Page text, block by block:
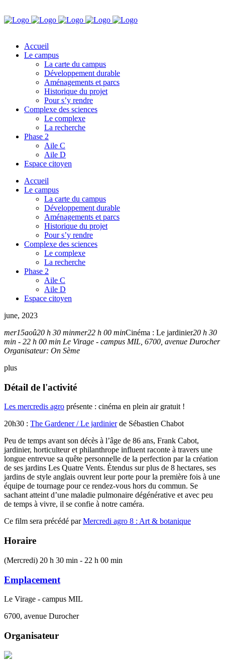
Accueil
Le campus
La carte du campus
Développement durable
Aménagements et parcs
Historique du projet
Pour s’y rendre
Complexe des sciences
Le complexe
La recherche
Phase 2
Aile C
Aile D
Espace citoyen
Accueil
Le campus
La carte du campus
Développement durable
Aménagements et parcs
Historique du projet
Pour s’y rendre
Complexe des sciences
Le complexe
La recherche
Phase 2
Aile C
Aile D
Espace citoyen
june, 2023
mer15aoû20 h 30 minmer22 h 00 minCinéma : Le jardinier20 h 30
min - 22 h 00 min Le Virage - campus MIL , 6700, avenue Durocher
Organisateur: On Sème
plus
Détail de l'activité
Les mercredis agro présente : cinéma en plein air gratuit !
20h30 : The Gardener / Le jardinierde Sébastien Chabot
Peu de temps avant son décès à l’âge de 86 ans, Frank Cabot,
jardinier, horticulteur et philanthrope influent raconte à travers une
longue entrevue sa quête personnelle de la perfection par la création
de ses jardins Les Quatre Vents. Étendus sur plus de 8 hectares, ses
jardins de style anglais ouvrent leur porte pour la première fois à une
équipe de tournage pour ce rendez-vous hors du commun. Se
sachant atteint d’une maladie pulmonaire dégénérative et avec peu
de temps à vivre, il se confie à notre caméra.
Ce film sera précédé parMercredi agro 8 : Art & botanique
Horaire
(Mercredi) 20 h 30 min - 22 h 00 min
Emplacement
Le Virage - campus MIL
6700, avenue Durocher
Organisateur